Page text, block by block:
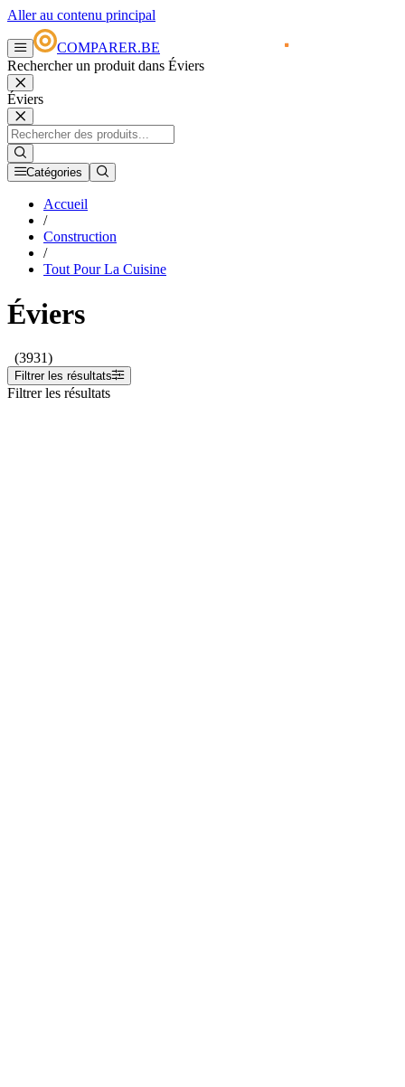
Aller au contenu principal
COMPARER.BE
Rechercher un produit dans Éviers
Éviers
Catégories
Accueil
/
Construction
/
Tout Pour La Cuisine
Éviers
(3931)
Filtrer les résultats
Filtrer les résultats